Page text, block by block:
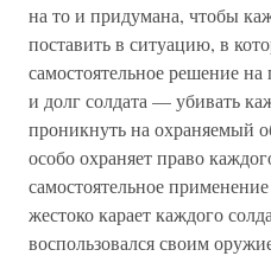
на то и придумана, чтобы
поставить в ситуацию, в
самостоятельное решение
и долг солдата — убивать
проникнуть на охраняемый
особо охраняет право
самостоятельное
жестоко карает каждого
воспользовался своим